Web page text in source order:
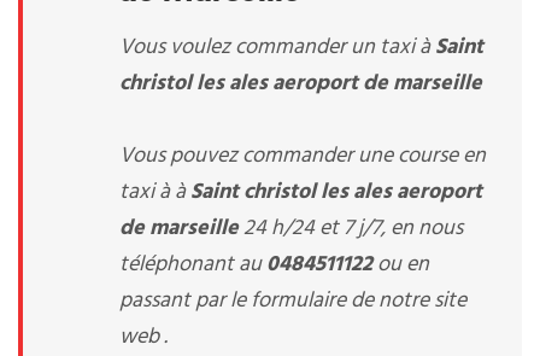
Vous voulez commander un taxi àSaint
christol les ales aeroport de marseille
Vous pouvez commander une course en
taxi à àSaint christol les ales aeroport
de marseille24 h/24 et 7 j/7, en nous
téléphonant au0484511122ou en
passant par le formulaire de notre site
web .